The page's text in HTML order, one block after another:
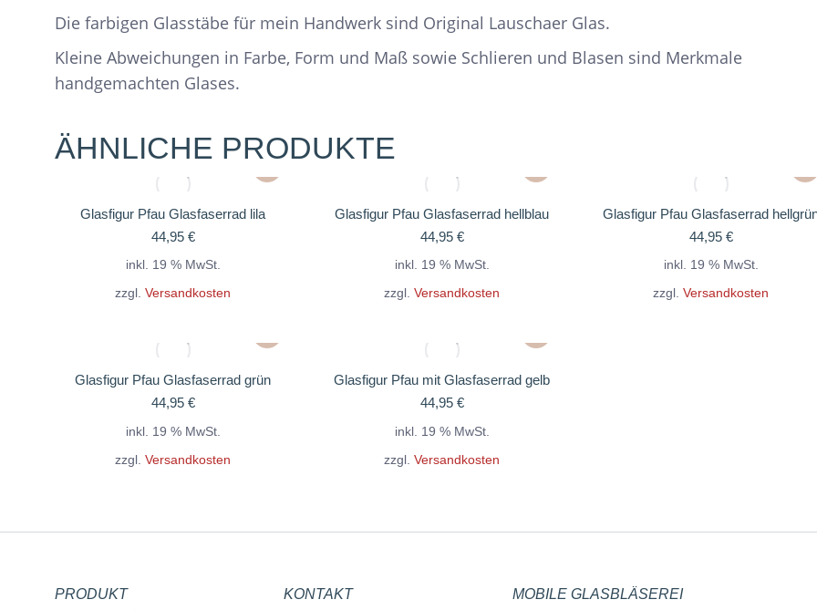
Die farbigen Glasstäbe für mein Handwerk sind Original Lauschaer Glas.
Kleine Abweichungen in Farbe, Form und Maß sowie Schlieren und Blasen sind Merkmale
handgemachten Glases.
ÄHNLICHE PRODUKTE
Glasfigur Pfau Glasfaserrad lila
44,95 €
inkl. 19 % MwSt.
zzgl. Versandkosten
Glasfigur Pfau Glasfaserrad hellblau
44,95 €
inkl. 19 % MwSt.
zzgl. Versandkosten
Glasfigur Pfau Glasfaserrad
44,95 €
inkl. 19 % MwSt.
zzgl. Versandkosten
Glasfigur Pfau Glasfaserrad grün
44,95 €
inkl. 19 % MwSt.
zzgl. Versandkosten
Glasfigur Pfau mit Glasfaserrad gelb
44,95 €
inkl. 19 % MwSt.
zzgl. Versandkosten
PRODUKT
KONTAKT MOBILE GLASBLÄSEREI